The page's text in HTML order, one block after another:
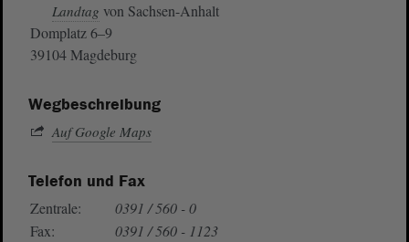
Landtag von Sachsen-Anhalt
Domplatz 6–9
39104 Magdeburg
Wegbeschreibung
Auf Google Maps
Telefon und Fax
Zentrale:
0391 / 560 - 0
Fax:
0391 / 560 - 1123